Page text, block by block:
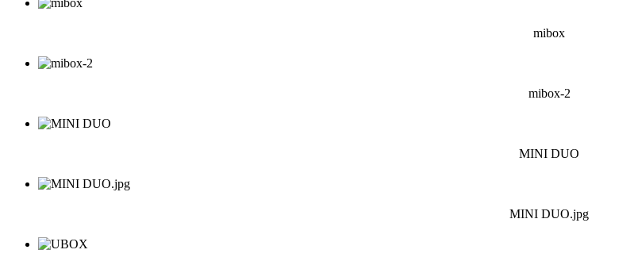
mibox
mibox-2
MINI DUO
MINI DUO.jpg